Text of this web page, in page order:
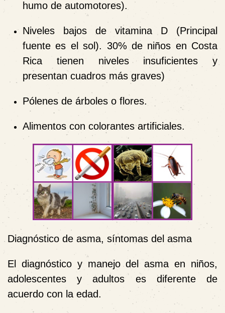
humo de automotores).
Niveles bajos de vitamina D (Principal
fuente es el sol). 30% de niños en Costa
Rica tienen niveles insuficientes y
presentan cuadros más graves)
Pólenes de árboles o flores.
Alimentos con colorantes artificiales.
Diagnóstico de asma, síntomas del asma
El diagnóstico y manejo del asma en niños,
adolescentes y adultos es diferente de
acuerdo con la edad.